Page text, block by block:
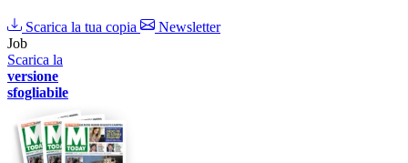
Scarica la tua copia
Newsletter
Job
Scarica la
versione
sfogliabile